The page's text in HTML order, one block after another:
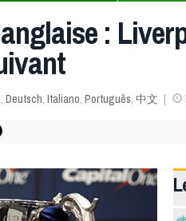
:
, Deutsch, Italiano, Português, 中文